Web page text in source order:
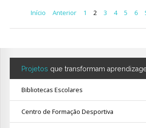
Início
Anterior 1 2 3 4 5 6
Projetos que transformam
Bibliotecas Escolares
Centro de Formação Desportiva